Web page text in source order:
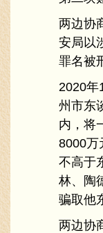
两边协
安局以
罪名被
2020年
州市东
内，将
8000万
不高于
林、陶
骗取他
两边协